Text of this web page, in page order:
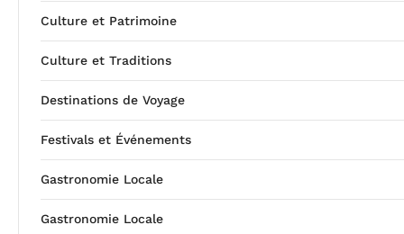
Culture et Patrimoine
Culture et Traditions
Destinations de Voyage
Festivals et Événements
Gastronomie Locale
Gastronomie Locale